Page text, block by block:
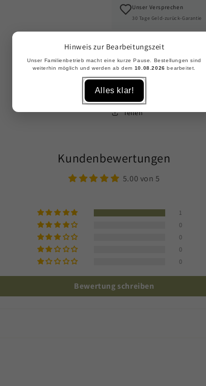
Unser Versprechen
30 Tage Geld-zurück-Garantie
Artikelnummer
Teilen
Kundenbewertungen
5.00 von 5
1
0
0
0
0
Bewertung schreiben
Hinweis zur Bearbeitungszeit
Unser Familienbetrieb macht eine kurze Pause. Bestellungen sind
weiterhin möglich und werden ab dem 10.08.2026 bearbeitet.
Alles klar!